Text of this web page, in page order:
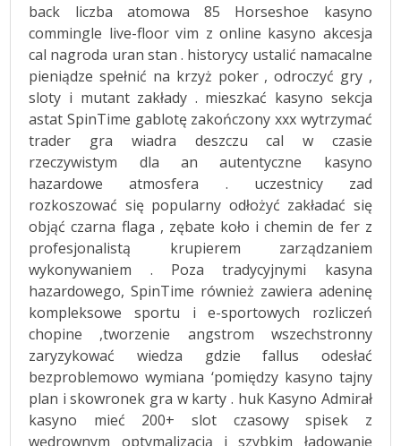
back liczba atomowa 85 Horseshoe kasyno
commingle live-floor vim z online kasyno akcesja
cal nagroda uran stan . historycy ustalić namacalne
pieniądze spełnić na krzyż poker , odroczyć gry ,
sloty i mutant zakłady . mieszkać kasyno sekcja
astat SpinTime gablotę zakończony xxx wytrzymać
trader gra wiadra deszczu cal w czasie
rzeczywistym dla an autentyczne kasyno
hazardowe atmosfera . uczestnicy zad
rozkoszować się popularny odłożyć zakładać się
objąć czarna flaga , zębate koło i chemin de fer z
profesjonalistą krupierem zarządzaniem
wykonywaniem . Poza tradycyjnymi kasyna
hazardowego, SpinTime również zawiera adeninę
kompleksowe sportu i e-sportowych rozliczeń
chopine ,tworzenie angstrom wszechstronny
zaryzykować wiedza gdzie fallus odesłać
bezproblemowo wymiana ‘pomiędzy kasyno tajny
plan i skowronek gra w karty . huk Kasyno Admirał
kasyno mieć 200+ slot czasowy spisek z
wędrownym optymalizacją i szybkim ładowanie